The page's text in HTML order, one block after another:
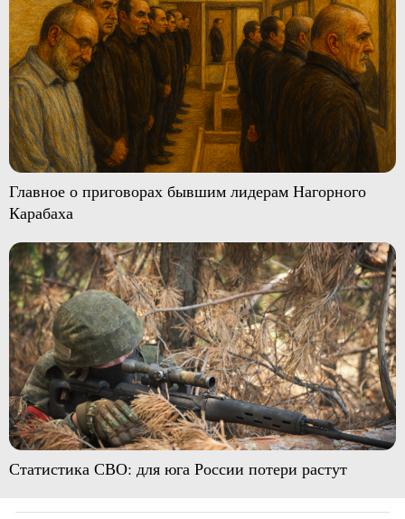
Главное о приговорах бывшим лидерам Нагорного
Карабаха
Статистика СВО: для юга России потери растут